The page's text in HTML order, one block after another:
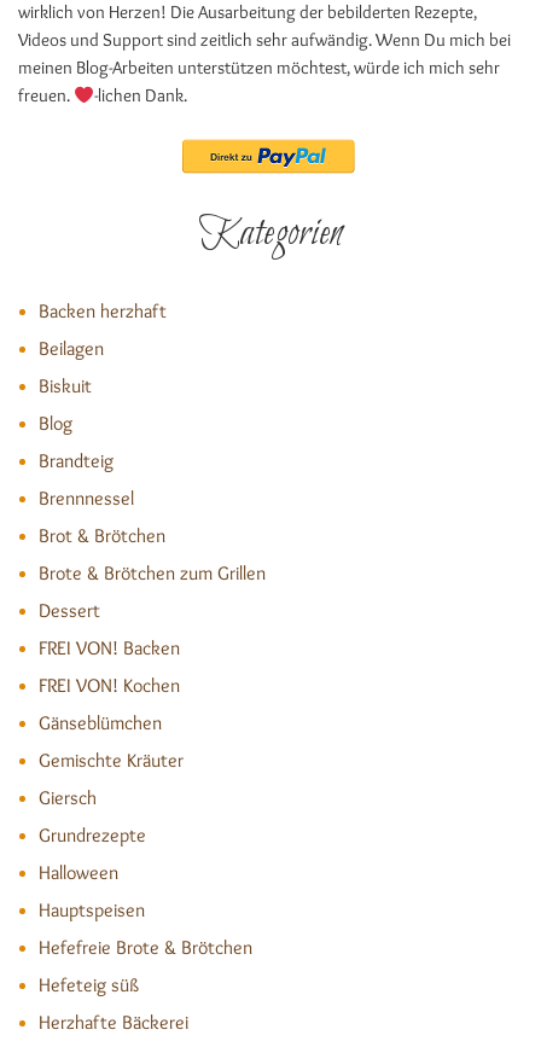
wirklich von Herzen! Die Ausarbeitung der bebilderten Rezepte,
Videos und Support sind zeitlich sehr aufwändig. Wenn Du mich bei
meinen Blog-Arbeiten unterstützen möchtest, würde ich mich sehr
freuen.
-lichen Dank.
Kategorien
Backen herzhaft
Beilagen
Biskuit
Blog
Brandteig
Brennnessel
Brot & Brötchen
Brote & Brötchen zum Grillen
Dessert
FREI VON! Backen
FREI VON! Kochen
Gänseblümchen
Gemischte Kräuter
Giersch
Grundrezepte
Halloween
Hauptspeisen
Hefefreie Brote & Brötchen
Hefeteig süß
Herzhafte Bäckerei